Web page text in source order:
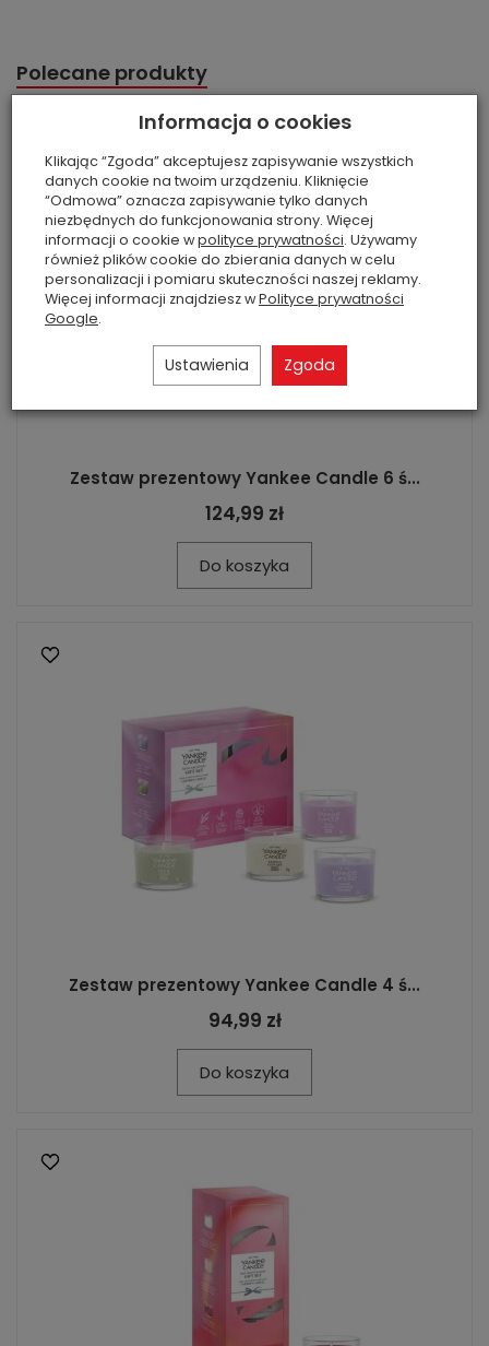
Polecane produkty
Zestaw prezentowy Yankee Candle 6 ś...
124,99 zł
Do koszyka
Zestaw prezentowy Yankee Candle 4 ś...
94,99 zł
Do koszyka
Informacja o cookies
Klikając “Zgoda” akceptujesz zapisywanie wszystkich
danych cookie na twoim urządzeniu. Kliknięcie
“Odmowa” oznacza zapisywanie tylko danych
niezbędnych do funkcjonowania strony. Więcej
informacji o cookie wpolityce prywatności. Używamy
również plików cookie do zbierania danych w celu
personalizacji i pomiaru skuteczności naszej reklamy.
Więcej informacji znajdziesz wPolityce prywatności
Google.
Ustawienia Zgoda